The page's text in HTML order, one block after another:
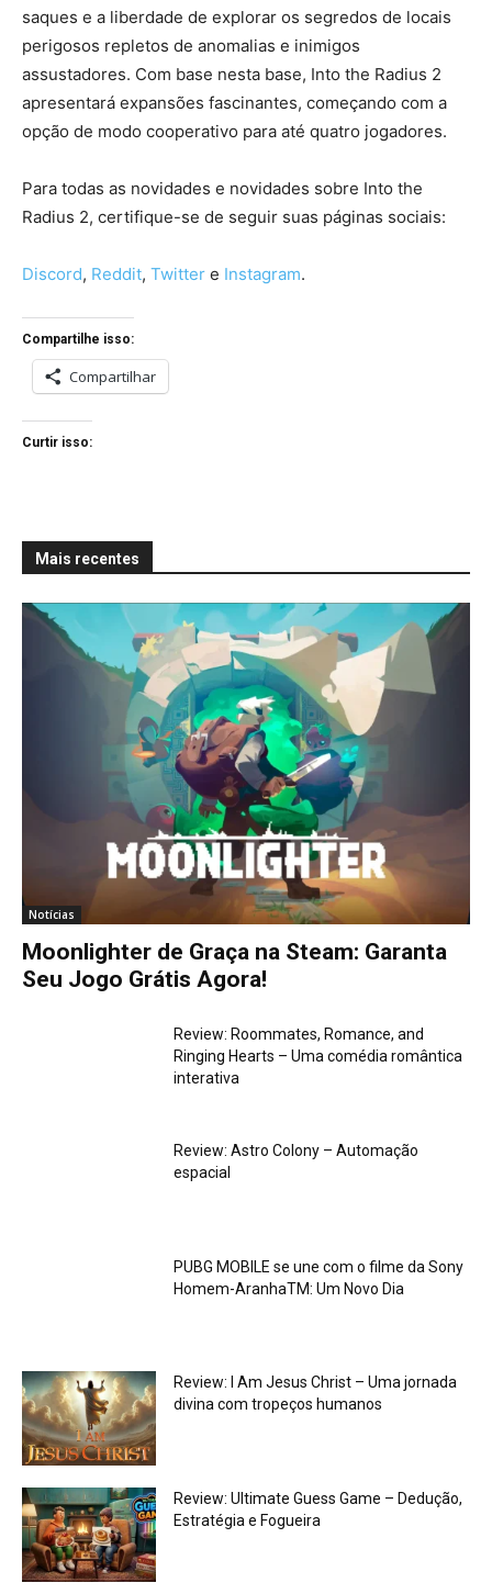
saques e a liberdade de explorar os segredos de locais
perigosos repletos de anomalias e inimigos
assustadores. Com base nesta base, Into the Radius 2
apresentará expansões fascinantes, começando com a
opção de modo cooperativo para até quatro jogadores.
Para todas as novidades e novidades sobre Into the
Radius 2, certifique-se de seguir suas páginas sociais:
Discord, Reddit, Twitter e Instagram.
Compartilhe isso:
Compartilhar
Curtir isso:
Mais recentes
Notícias
Moonlighter de Graça na Steam: Garanta
Seu Jogo Grátis Agora!
Review: Roommates, Romance, and
Ringing Hearts – Uma comédia romântica
interativa
Review: Astro Colony – Automação
espacial
PUBG MOBILE se une com o filme da Sony
Homem-AranhaTM: Um Novo Dia
Review: I Am Jesus Christ – Uma jornada
divina com tropeços humanos
Review: Ultimate Guess Game – Dedução,
Estratégia e Fogueira